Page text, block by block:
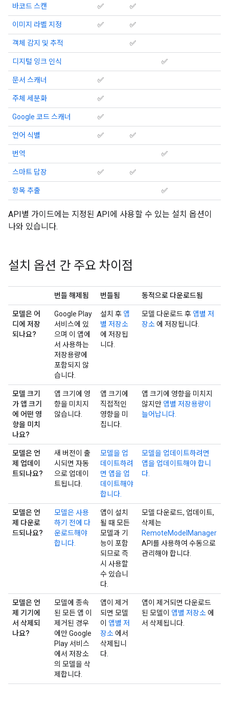
바코드 스캔 ✅ ✅
이미지 라벨 지정 ✅ ✅
객체 감지 및 추적 ✅
디지털 잉크 인식 ✅
문서 스캐너 ✅
주체 세분화 ✅
Google 코드 스캐너 ✅
언어 식별 ✅ ✅
번역 ✅
스마트 답장 ✅ ✅
항목 추출 ✅
API별 가이드에는 지정된 API에 사용할 수 있는 설치 옵션이
나와 있습니다.
설치 옵션 간 주요 차이점
번들 해제됨 번들됨 동적으로 다운로드됨
모델은 어
디에 저장
되나요?
Google Play
서비스에 있
으며 이 앱에
서 사용하는
저장용량에
포함되지 않
습니다.
설치 후 앱
별 저장소
에 저장됩
니다.
모델 다운로드 후 앱별 저
장소 에 저장됩니다.
모델 크기
가 앱 크기
에 어떤 영
향을 미치
나요?
앱 크기에 영
향을 미치지
않습니다.
앱 크기에
직접적인
영향을 미
칩니다.
앱 크기에 영향을 미치지
않지만 앱별 저장용량이
늘어납니다.
모델은 언
제 업데이
트되나요?
새 버전이 출
시되면 자동
으로 업데이
트됩니다.
모델을 업
데이트하려
면 앱을 업
데이트해야
합니다.
모델을 업데이트하려면
앱을 업데이트해야 합니
다.
모델은 언
제 다운로
드되나요?
모델은 사용
하기 전에 다
운로드해야
합니다.
앱이 설치
될 때 모든
모델과 기
능이 포함
되므로 즉
시 사용할
수 있습니
다.
모델 다운로드, 업데이트,
삭제는
RemoteModelManager
API를 사용하여 수동으로
관리해야 합니다.
모델은 언
제 기기에
서 삭제되
나요?
모델에 종속
된 모든 앱 이
제거된 경우
에만 Google
Play 서비스
에서 저장소
의 모델을 삭
제합니다.
앱이 제거
되면 모델
이 앱별 저
장소 에서
삭제됩니
다.
앱이 제거되면 다운로드
된 모델이 앱별 저장소 에
서 삭제됩니다.